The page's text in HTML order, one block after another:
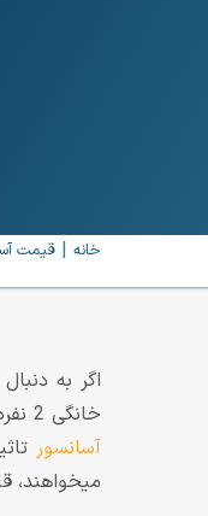
خانه قیمت
اگر به
خانگی 2 نفره 3 نفره تا 8 نفره را بر اساس تعداد طبقات بیان کنیم. اما لازم است بدانید به علت اینکه پارامتر های زیادی بر
آسانسور
میخواهند،